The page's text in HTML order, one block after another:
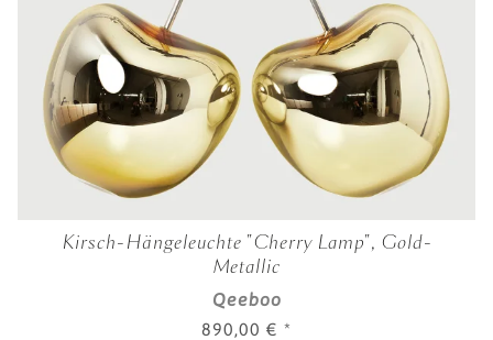
Kirsch-Hängeleuchte "Cherry Lamp", Gold-
Metallic
Qeeboo
890,00 € *